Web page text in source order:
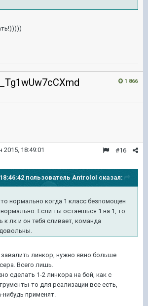
1 866
#16
2015, 18:49:01
пользователь Antrolol сказал:
нормально когда 1 класс безпомощен
Если ты остаёшься 1 на 1, то
лк и он тебя сливает, команда
линкор, нужно явно больше
Всего лишь.
сделать 1-2 линкора на бой, как с
то для реализации все есть,
применят.